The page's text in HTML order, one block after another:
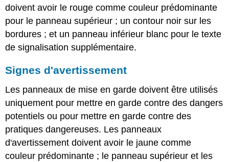
doivent avoir le rouge comme couleur prédominante
pour le panneau supérieur ; un contour noir sur les
bordures ; et un panneau inférieur blanc pour le texte
de signalisation supplémentaire.
Signes d'avertissement
Les panneaux de mise en garde doivent être utilisés
uniquement pour mettre en garde contre des dangers
potentiels ou pour mettre en garde contre des
pratiques dangereuses. Les panneaux
d'avertissement doivent avoir le jaune comme
couleur prédominante ; le panneau supérieur et les